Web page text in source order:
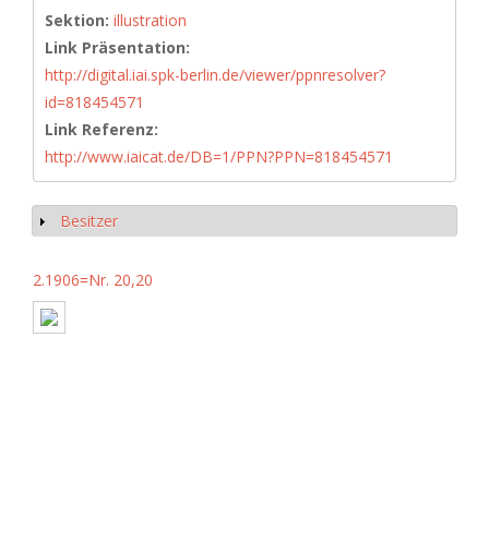
Sektion: illustration
Link Präsentation:
http://digital.iai.spk-berlin.de/viewer/ppnresolver?
id=818454571
Link Referenz:
http://www.iaicat.de/DB=1/PPN?PPN=818454571
Show
Besitzer
2.1906=Nr. 20,20